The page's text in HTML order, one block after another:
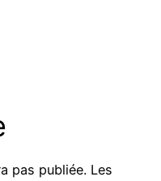
pas publiée. Les